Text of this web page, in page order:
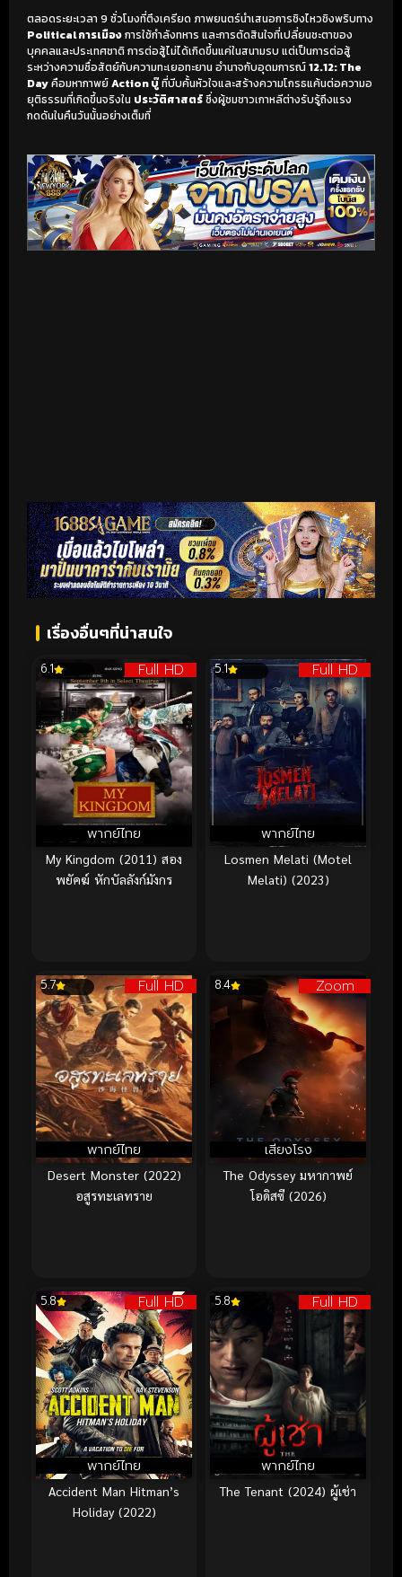
ตลอดระยะเวลา 9 ชั่วโมงที่ตึงเครียด ภาพยนตร์นำเสนอการชิงไหวชิงพริบทาง
Political การเมืองการใช้กำลังทหาร และการตัดสินใจที่เปลี่ยนชะตาของ
บุคคลและประเทศชาติ การต่อสู้ไม่ได้เกิดขึ้นแค่ในสนามรบ แต่เป็นการต่อสู้
ระหว่างความซื่อสัตย์กับความทะเยอทะยาน อำนาจกับอุดมการณ์12.12: The
Dayคือมหากาพย์Action บู๊ที่บีบคั้นหัวใจและสร้างความโกรธแค้นต่อความอ
ยุติธรรมที่เกิดขึ้นจริงใน ประวัติศาสตร์ซึ่งผู้ชมชาวเกาหลีต่างรับรู้ถึงแรง
กดดันในคืนวันนั้นอย่างเต็มที่
เรื่องอื่นๆที่น่าสนใจ
Full HD
พากย์ไทย
6.1
My Kingdom (2011) สอง
พยัคฆ์ หักบัลลังก์มังกร
Full HD
พากย์ไทย
5.1
Losmen Melati (Motel
Melati) (2023)
Full HD
พากย์ไทย
5.7
Desert Monster (2022)
อสูรทะเลทราย
Zoom
เสียงโรง
8.4
The Odyssey มหากาพย์
โอดิสซี (2026)
Full HD
พากย์ไทย
5.8
Accident Man Hitman’s
Holiday (2022)
Full HD
พากย์ไทย
5.8
The Tenant (2024) ผู้เช่า